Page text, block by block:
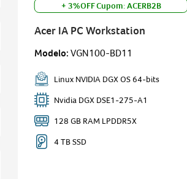
+ 3%OFF Cupom: ACERB2B
Acer IA PC Workstation
Modelo: VGN100-BD11
Linux NVIDIA DGX OS 64-bits
Nvidia DGX DSE1-275-A1
128 GB RAM LPDDR5X
4 TB SSD